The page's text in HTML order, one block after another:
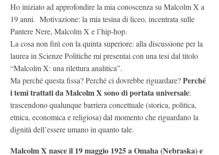
Ho iniziato ad approfondire la mia conoscenza su Malcolm X a
19 anni. Motivazione: la mia tesina di liceo, incentrata sulle
Pantere Nere, Malcolm X e l’hip-hop.
La cosa non finì con la quinta superiore: alla discussione per la
laurea in Scienze Politiche mi presentai con una tesi dal titolo
“Malcolm X: una rilettura analitica”.
Ma perché questa fissa? Perché ci dovrebbe riguardare?Perché
i temi trattati da Malcolm X sono di portata universale:
trascendono qualunque barriera concettuale (storica, politica,
etnica, economica e religiosa) dal momento che riguardano la
dignità dell’essere umano in quanto tale.
Malcolm X nasce il 19 maggio 1925 a Omaha (Nebraska) e